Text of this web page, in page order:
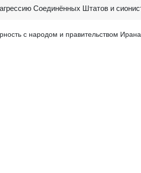
Соединённых Штатов и
с народом и правительством